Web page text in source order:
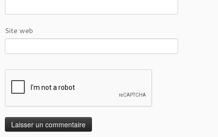
Site web